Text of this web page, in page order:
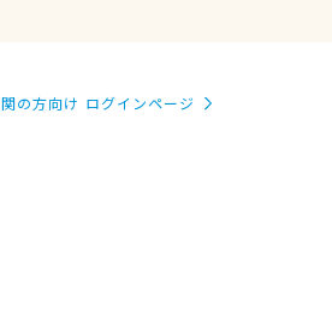
の方向け ログインページ